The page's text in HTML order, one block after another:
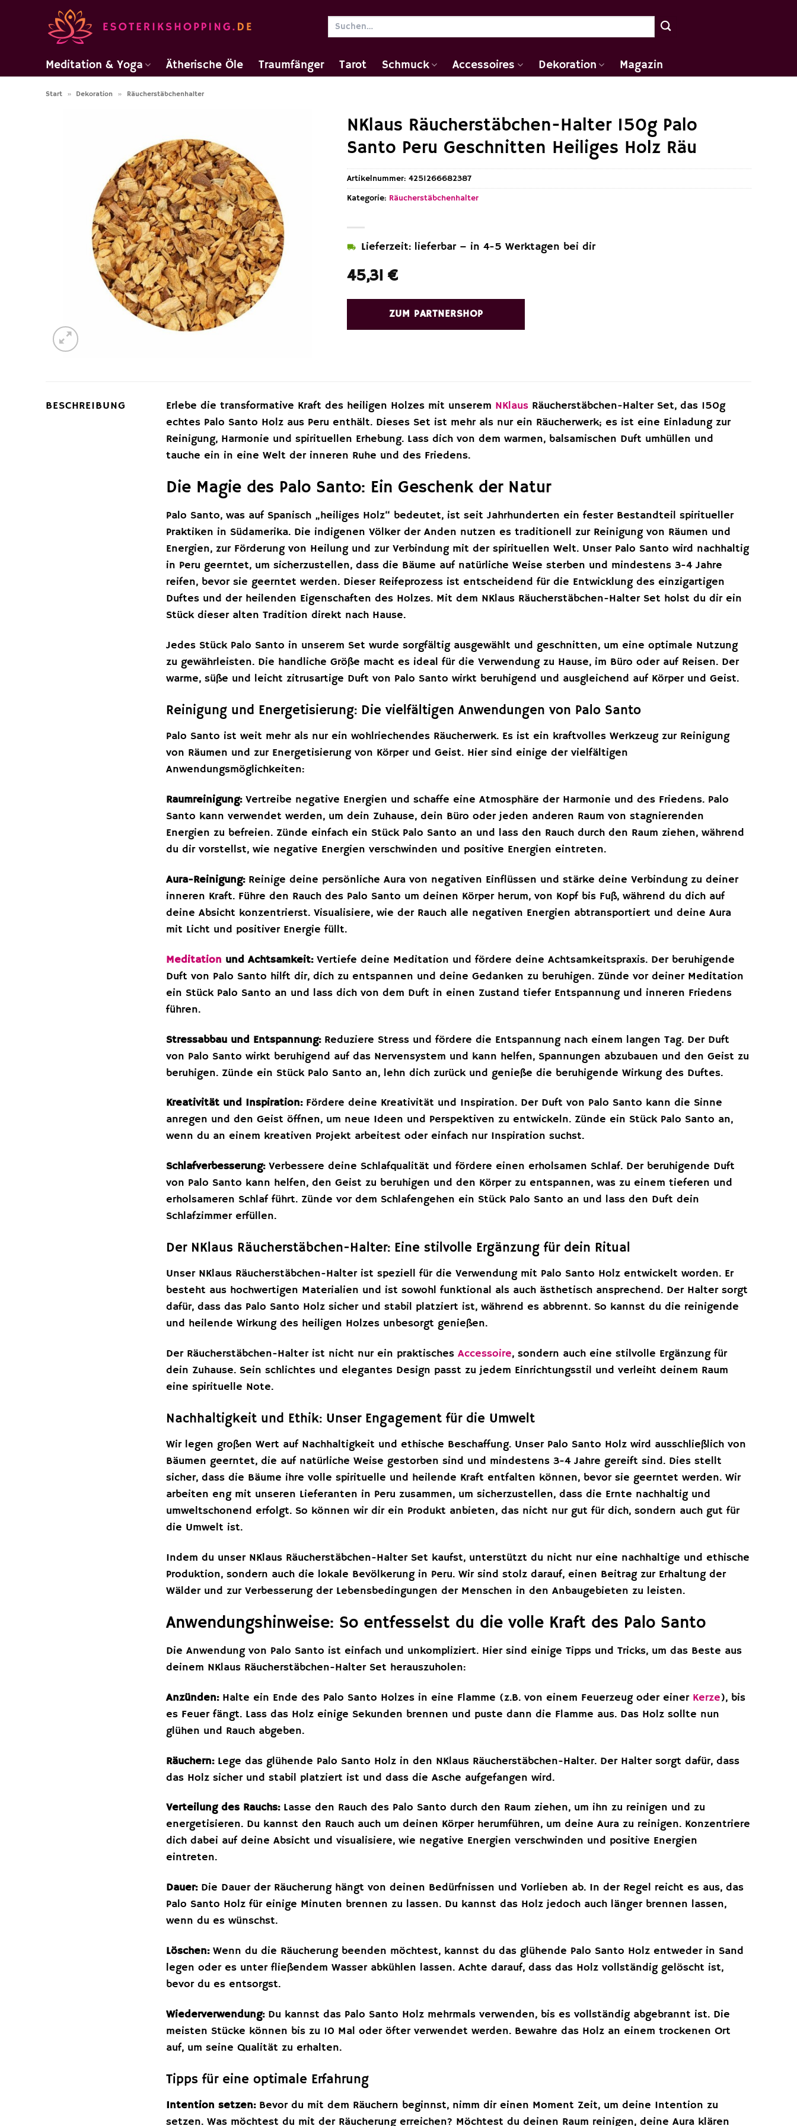
Suchen
Meditation & Yoga Ätherische Öle Traumfänger Tarot Schmuck Accessoires Dekoration Magazin
Start » Dekoration » Räucherstäbchenhalter
NKlaus Räucherstäbchen-Halter 150g Palo
Santo Peru Geschnitten Heiliges Holz Räu
45,31 €
Lieferzeit: lieferbar – in 4-5 Werktagen bei dir
ZUM PARTNERSHOP
Artikelnummer:4251266682387
Kategorie: Räucherstäbchenhalter
BESCHREIBUNG Erlebe die transformative Kraft des heiligen Holzes mit unserem NKlaus Räucherstäbchen-Halter Set, das 150g
echtes Palo Santo Holz aus Peru enthält. Dieses Set ist mehr als nur ein Räucherwerk; es ist eine Einladung zur
Reinigung, Harmonie und spirituellen Erhebung. Lass dich von dem warmen, balsamischen Duft umhüllen und
tauche ein in eine Welt der inneren Ruhe und des Friedens.
Die Magie des Palo Santo: Ein Geschenk der Natur
Palo Santo, was auf Spanisch „heiliges Holz“ bedeutet, ist seit Jahrhunderten ein fester Bestandteil spiritueller
Praktiken in Südamerika. Die indigenen Völker der Anden nutzen es traditionell zur Reinigung von Räumen und
Energien, zur Förderung von Heilung und zur Verbindung mit der spirituellen Welt. Unser Palo Santo wird nachhaltig
in Peru geerntet, um sicherzustellen, dass die Bäume auf natürliche Weise sterben und mindestens 3-4 Jahre
reifen, bevor sie geerntet werden. Dieser Reifeprozess ist entscheidend für die Entwicklung des einzigartigen
Duftes und der heilenden Eigenschaften des Holzes. Mit dem NKlaus Räucherstäbchen-Halter Set holst du dir ein
Stück dieser alten Tradition direkt nach Hause.
Jedes Stück Palo Santo in unserem Set wurde sorgfältig ausgewählt und geschnitten, um eine optimale Nutzung
zu gewährleisten. Die handliche Größe macht es ideal für die Verwendung zu Hause, im Büro oder auf Reisen. Der
warme, süße und leicht zitrusartige Duft von Palo Santo wirkt beruhigend und ausgleichend auf Körper und Geist.
Reinigung und Energetisierung: Die vielfältigen Anwendungen von Palo Santo
Palo Santo ist weit mehr als nur ein wohlriechendes Räucherwerk. Es ist ein kraftvolles Werkzeug zur Reinigung
von Räumen und zur Energetisierung von Körper und Geist. Hier sind einige der vielfältigen
Anwendungsmöglichkeiten:
Raumreinigung:Vertreibe negative Energien und schaffe eine Atmosphäre der Harmonie und des Friedens. Palo
Santo kann verwendet werden, um dein Zuhause, dein Büro oder jeden anderen Raum von stagnierenden
Energien zu befreien. Zünde einfach ein Stück Palo Santo an und lass den Rauch durch den Raum ziehen, während
du dir vorstellst, wie negative Energien verschwinden und positive Energien eintreten.
Aura-Reinigung:Reinige deine persönliche Aura von negativen Einflüssen und stärke deine Verbindung zu deiner
inneren Kraft. Führe den Rauch des Palo Santo um deinen Körper herum, von Kopf bis Fuß, während du dich auf
deine Absicht konzentrierst. Visualisiere, wie der Rauch alle negativen Energien abtransportiert und deine Aura
mit Licht und positiver Energie füllt.
Meditation und Achtsamkeit:Vertiefe deine Meditation und fördere deine Achtsamkeitspraxis. Der beruhigende
Duft von Palo Santo hilft dir, dich zu entspannen und deine Gedanken zu beruhigen. Zünde vor deiner Meditation
ein Stück Palo Santo an und lass dich von dem Duft in einen Zustand tiefer Entspannung und inneren Friedens
führen.
Stressabbau und Entspannung:Reduziere Stress und fördere die Entspannung nach einem langen Tag. Der Duft
von Palo Santo wirkt beruhigend auf das Nervensystem und kann helfen, Spannungen abzubauen und den Geist zu
beruhigen. Zünde ein Stück Palo Santo an, lehn dich zurück und genieße die beruhigende Wirkung des Duftes.
Kreativität und Inspiration:Fördere deine Kreativität und Inspiration. Der Duft von Palo Santo kann die Sinne
anregen und den Geist öffnen, um neue Ideen und Perspektiven zu entwickeln. Zünde ein Stück Palo Santo an,
wenn du an einem kreativen Projekt arbeitest oder einfach nur Inspiration suchst.
Schlafverbesserung:Verbessere deine Schlafqualität und fördere einen erholsamen Schlaf. Der beruhigende Duft
von Palo Santo kann helfen, den Geist zu beruhigen und den Körper zu entspannen, was zu einem tieferen und
erholsameren Schlaf führt. Zünde vor dem Schlafengehen ein Stück Palo Santo an und lass den Duft dein
Schlafzimmer erfüllen.
Der NKlaus Räucherstäbchen-Halter: Eine stilvolle Ergänzung für dein Ritual
Unser NKlaus Räucherstäbchen-Halter ist speziell für die Verwendung mit Palo Santo Holz entwickelt worden. Er
besteht aus hochwertigen Materialien und ist sowohl funktional als auch ästhetisch ansprechend. Der Halter sorgt
dafür, dass das Palo Santo Holz sicher und stabil platziert ist, während es abbrennt. So kannst du die reinigende
und heilende Wirkung des heiligen Holzes unbesorgt genießen.
Der Räucherstäbchen-Halter ist nicht nur ein praktischesAccessoire, sondern auch eine stilvolle Ergänzung für
dein Zuhause. Sein schlichtes und elegantes Design passt zu jedem Einrichtungsstil und verleiht deinem Raum
eine spirituelle Note.
Nachhaltigkeit und Ethik: Unser Engagement für die Umwelt
Wir legen großen Wert auf Nachhaltigkeit und ethische Beschaffung. Unser Palo Santo Holz wird ausschließlich von
Bäumen geerntet, die auf natürliche Weise gestorben sind und mindestens 3-4 Jahre gereift sind. Dies stellt
sicher, dass die Bäume ihre volle spirituelle und heilende Kraft entfalten können, bevor sie geerntet werden. Wir
arbeiten eng mit unseren Lieferanten in Peru zusammen, um sicherzustellen, dass die Ernte nachhaltig und
umweltschonend erfolgt. So können wir dir ein Produkt anbieten, das nicht nur gut für dich, sondern auch gut für
die Umwelt ist.
Indem du unser NKlaus Räucherstäbchen-Halter Set kaufst, unterstützt du nicht nur eine nachhaltige und ethische
Produktion, sondern auch die lokale Bevölkerung in Peru. Wir sind stolz darauf, einen Beitrag zur Erhaltung der
Wälder und zur Verbesserung der Lebensbedingungen der Menschen in den Anbaugebieten zu leisten.
Anwendungshinweise: So entfesselst du die volle Kraft des Palo Santo
Die Anwendung von Palo Santo ist einfach und unkompliziert. Hier sind einige Tipps und Tricks, um das Beste aus
deinem NKlaus Räucherstäbchen-Halter Set herauszuholen:
Anzünden:Halte ein Ende des Palo Santo Holzes in eine Flamme (z.B. von einem Feuerzeug oder einer Kerze), bis
es Feuer fängt. Lass das Holz einige Sekunden brennen und puste dann die Flamme aus. Das Holz sollte nun
glühen und Rauch abgeben.
Räuchern:Lege das glühende Palo Santo Holz in den NKlaus Räucherstäbchen-Halter. Der Halter sorgt dafür, dass
das Holz sicher und stabil platziert ist und dass die Asche aufgefangen wird.
Verteilung des Rauchs:Lasse den Rauch des Palo Santo durch den Raum ziehen, um ihn zu reinigen und zu
energetisieren. Du kannst den Rauch auch um deinen Körper herumführen, um deine Aura zu reinigen. Konzentriere
dich dabei auf deine Absicht und visualisiere, wie negative Energien verschwinden und positive Energien
eintreten.
Dauer:Die Dauer der Räucherung hängt von deinen Bedürfnissen und Vorlieben ab. In der Regel reicht es aus, das
Palo Santo Holz für einige Minuten brennen zu lassen. Du kannst das Holz jedoch auch länger brennen lassen,
wenn du es wünschst.
Löschen:Wenn du die Räucherung beenden möchtest, kannst du das glühende Palo Santo Holz entweder in Sand
legen oder es unter fließendem Wasser abkühlen lassen. Achte darauf, dass das Holz vollständig gelöscht ist,
bevor du es entsorgst.
Wiederverwendung:Du kannst das Palo Santo Holz mehrmals verwenden, bis es vollständig abgebrannt ist. Die
meisten Stücke können bis zu 10 Mal oder öfter verwendet werden. Bewahre das Holz an einem trockenen Ort
auf, um seine Qualität zu erhalten.
Tipps für eine optimale Erfahrung
Intention setzen:Bevor du mit dem Räuchern beginnst, nimm dir einen Moment Zeit, um deine Intention zu
setzen. Was möchtest du mit der Räucherung erreichen? Möchtest du deinen Raum reinigen, deine Aura klären